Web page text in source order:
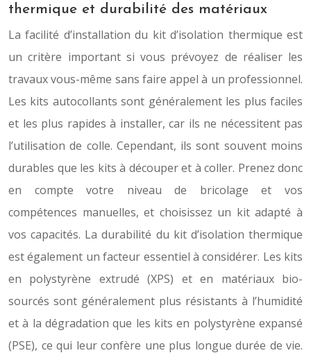
thermique et durabilité des matériaux
La facilité d’installation du kit d’isolation thermique est
un critère important si vous prévoyez de réaliser les
travaux vous-même sans faire appel à un professionnel.
Les kits autocollants sont généralement les plus faciles
et les plus rapides à installer, car ils ne nécessitent pas
l’utilisation de colle. Cependant, ils sont souvent moins
durables que les kits à découper et à coller. Prenez donc
en compte votre niveau de bricolage et vos
compétences manuelles, et choisissez un kit adapté à
vos capacités. La durabilité du kit d’isolation thermique
est également un facteur essentiel à considérer. Les kits
en polystyrène extrudé (XPS) et en matériaux bio-
sourcés sont généralement plus résistants à l’humidité
et à la dégradation que les kits en polystyrène expansé
(PSE), ce qui leur confère une plus longue durée de vie.